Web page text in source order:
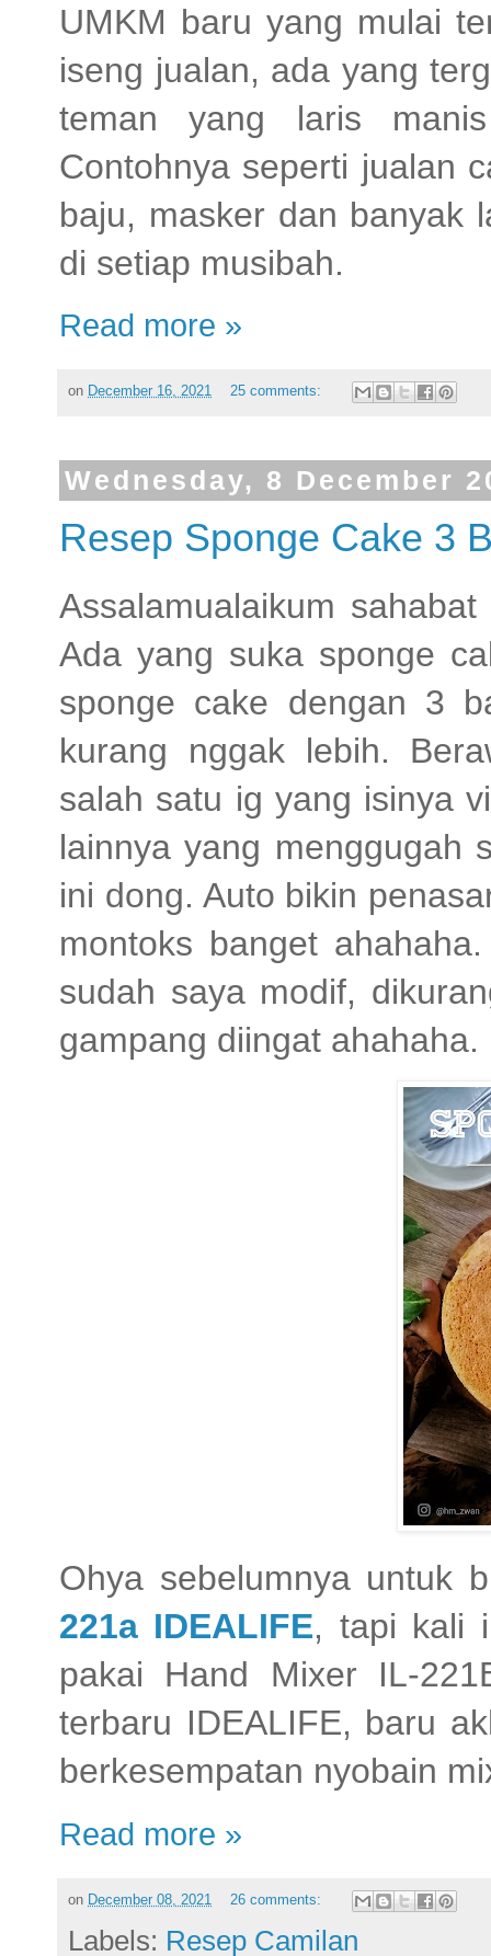
UMKM baru yang mulai
iseng jualan, ada yang
teman yang laris
Contohnya seperti jualan
baju, masker dan banyak
di setiap musibah.
Read more »
on December 16, 2021 25 comments:
Wednesday, 8 December
Resep Sponge Cake 3
Assalamualaikum
Ada yang suka sponge
sponge cake dengan 3
kurang nggak lebih.
salah satu ig yang isinya
lainnya yang menggugah
ini dong. Auto bikin
montoks banget
sudah saya modif,
gampang diingat ahahaha.
Ohya sebelumnya untuk
221a IDEALIFE, tapi kali
pakai Hand Mixer IL-
terbaru IDEALIFE, baru
berkesempatan nyobain
Read more »
on December 08, 2021 26 comments:
Labels: Resep Camilan